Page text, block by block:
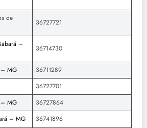
de
36727721
–
36714730
– MG
36711289
36727701
– MG
36727864
– MG
36741896